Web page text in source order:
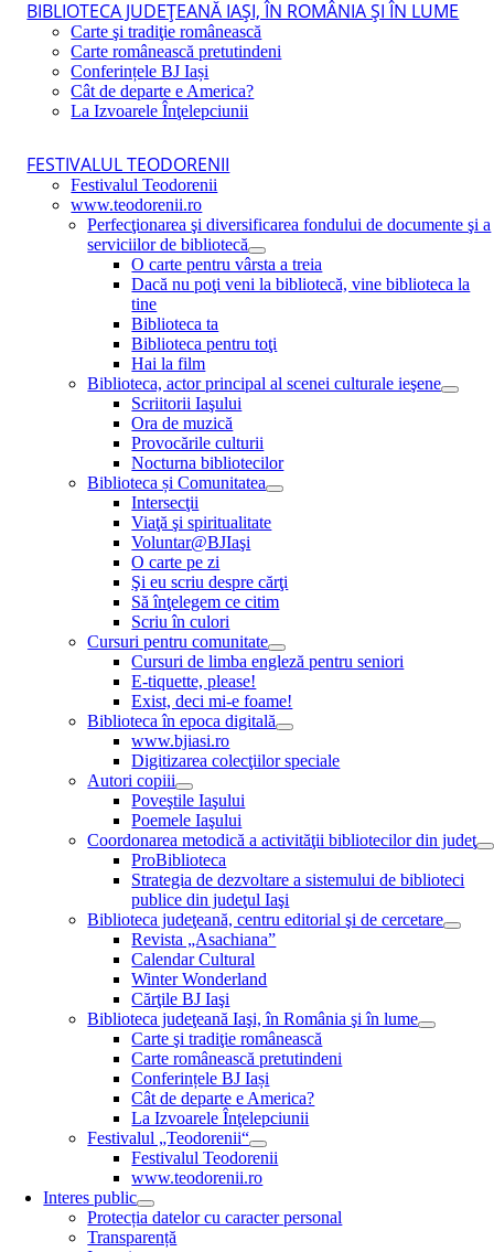
BIBLIOTECA JUDEŢEANĂ IAŞI, ÎN ROMÂNIA ŞI ÎN LUME
Carte şi tradiţie românească
Carte românească pretutindeni
Conferințele BJ Iași
Cât de departe e America?
La Izvoarele Înţelepciunii
FESTIVALUL TEODORENII
Festivalul Teodorenii
www.teodorenii.ro
Perfecţionarea şi diversificarea fondului de documente şi a
serviciilor de bibliotecă
O carte pentru vârsta a treia
Dacă nu poţi veni la bibliotecă, vine biblioteca la
tine
Biblioteca ta
Biblioteca pentru toţi
Hai la film
Biblioteca, actor principal al scenei culturale ieşene
Scriitorii Iaşului
Ora de muzică
Provocările culturii
Nocturna bibliotecilor
Biblioteca și Comunitatea
Intersecţii
Viaţă şi spiritualitate
Voluntar@BJIaşi
O carte pe zi
Şi eu scriu despre cărţi
Să înţelegem ce citim
Scriu în culori
Cursuri pentru comunitate
Cursuri de limba engleză pentru seniori
E-tiquette, please!
Exist, deci mi-e foame!
Biblioteca în epoca digitală
www.bjiasi.ro
Digitizarea colecţiilor speciale
Autori copiii
Poveştile Iaşului
Poemele Iaşului
Coordonarea metodică a activităţii bibliotecilor din judeţ
ProBiblioteca
Strategia de dezvoltare a sistemului de biblioteci
publice din judeţul Iaşi
Biblioteca judeţeană, centru editorial şi de cercetare
Revista „Asachiana”
Calendar Cultural
Winter Wonderland
Cărţile BJ Iaşi
Biblioteca judeţeană Iaşi, în România şi în lume
Carte şi tradiţie românească
Carte românească pretutindeni
Conferințele BJ Iași
Cât de departe e America?
La Izvoarele Înţelepciunii
Festivalul „Teodorenii“
Festivalul Teodorenii
www.teodorenii.ro
Interes public
Protecția datelor cu caracter personal
Transparență